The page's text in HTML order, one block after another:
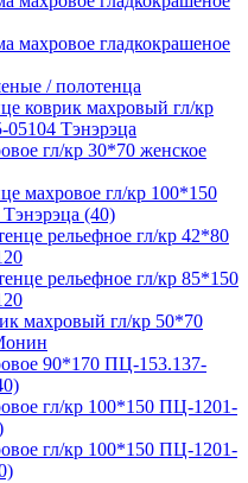
махровое гладкокрашеное
/ полотенца
коврик махровый гл/кр
Тэнэрэца
гл/кр 30*70 женское
махровое гл/кр 100*150
(40)
рельефное гл/кр 42*80
рельефное гл/кр 85*150
махровый гл/кр 50*70
90*170 ПЦ-153.137-
гл/кр 100*150 ПЦ-1201-
гл/кр 100*150 ПЦ-1201-